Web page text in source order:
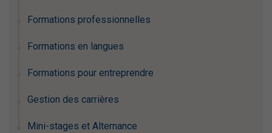
Formations professionnelles
Formations en langues
Formations pour entreprendre
Gestion des carrières
Mini-stages et Alternance